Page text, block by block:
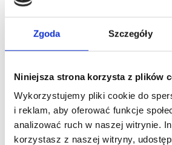
Zgoda Szczegóły
Niniejsza strona korzysta z plików
Wykorzystujemy pliki cookie do
i reklam, aby oferować funkcje
analizować ruch w naszej witrynie.
korzystasz z naszej witryny,
monitoring postępów
Regulamin promocji
unikalna koncepcja treningu,
przez lekarzy ortopedów,
fizjoterapeutów i trenerów
sobie elementy treningu
stability, treningu siłowego i